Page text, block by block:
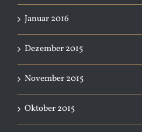
Januar 2016
Dezember 2015
November 2015
Oktober 2015